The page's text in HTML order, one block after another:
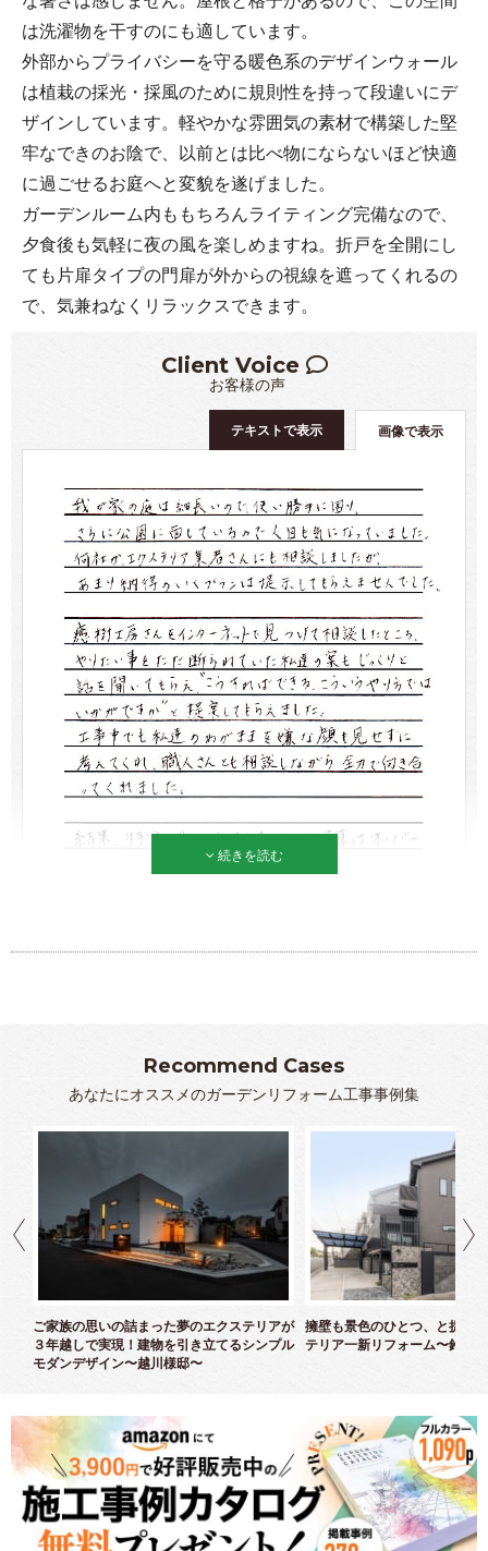
は洗濯物を干すのにも適しています。
外部からプライバシーを守る暖色系のデザインウォール
は植栽の採光・採風のために規則性を持って段違いにデ
ザインしています。軽やかな雰囲気の素材で構築した堅
牢なできのお陰で、以前とは比べ物にならないほど快適
に過ごせるお庭へと変貌を遂げました。
ガーデンルーム内ももちろんライティング完備なので、
夕食後も気軽に夜の風を楽しめますね。折戸を全開にし
ても片扉タイプの門扉が外からの視線を遮ってくれるの
で、気兼ねなくリラックスできます。
Client Voice
お客様の声
画像で表示
テキストで表示
続きを読む
Recommend Cases
あなたにオススメのガーデンリフォーム工事事例集
ご家族の思いの詰まった夢のエクステリアが
３年越しで実現！建物を引き立てるシンプル
モダンデザイン〜越川様邸〜
擁壁も景色のひとつ、と捉え
テリア一新リフォーム〜鈴木